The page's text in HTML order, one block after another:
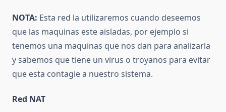
NOTA: Esta red la utilizaremos cuando deseemos
que las maquinas este aisladas, por ejemplo si
tenemos una maquinas que nos dan para analizarla
y sabemos que tiene un virus o troyanos para evitar
que esta contagie a nuestro sistema.
Red NAT